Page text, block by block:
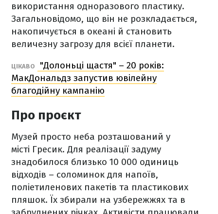
використання одноразового пластику.
Загальновідомо, що він не розкладається,
накопичується в океані й становить
величезну загрозу для всієї планети.
ЦІКАВО
"Долоньці щастя" – 20 років:
МакДональдз запустив ювілейну
благодійну кампанію
Про проєкт
Музей просто неба розташований у
місті Гресик. Для реалізації задуму
знадобилося близько 10 000 одиниць
відходів – соломинок для напоїв,
поліетиленових пакетів та пластикових
пляшок. Їх збирали на узбережжях та в